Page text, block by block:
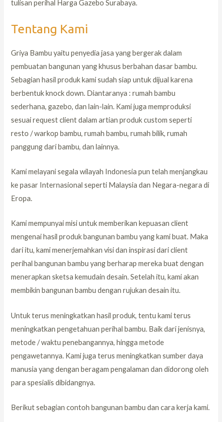
tulisan perihal Harga Gazebo Surabaya.
Tentang Kami
Griya Bambu yaitu penyedia jasa yang bergerak dalam
pembuatan bangunan yang khusus berbahan dasar bambu.
Sebagian hasil produk kami sudah siap untuk dijual karena
berbentuk knock down. Diantaranya : rumah bambu
sederhana, gazebo, dan lain-lain. Kami juga memproduksi
sesuai request client dalam artian produk custom seperti
resto / warkop bambu, rumah bambu, rumah bilik, rumah
panggung dari bambu, dan lainnya.
Kami melayani segala wilayah Indonesia pun telah menjangkau
ke pasar Internasional seperti Malaysia dan Negara-negara di
Eropa.
Kami mempunyai misi untuk memberikan kepuasan client
mengenai hasil produk bangunan bambu yang kami buat. Maka
dari itu, kami menerjemahkan visi dan inspirasi dari client
perihal bangunan bambu yang berharap mereka buat dengan
menerapkan sketsa kemudain desain. Setelah itu, kami akan
membikin bangunan bambu dengan rujukan desain itu.
Untuk terus meningkatkan hasil produk, tentu kami terus
meningkatkan pengetahuan perihal bambu. Baik dari jenisnya,
metode / waktu penebangannya, hingga metode
pengawetannya. Kami juga terus meningkatkan sumber daya
manusia yang dengan beragam pengalaman dan didorong oleh
para spesialis dibidangnya.
Berikut sebagian contoh bangunan bambu dan cara kerja kami.